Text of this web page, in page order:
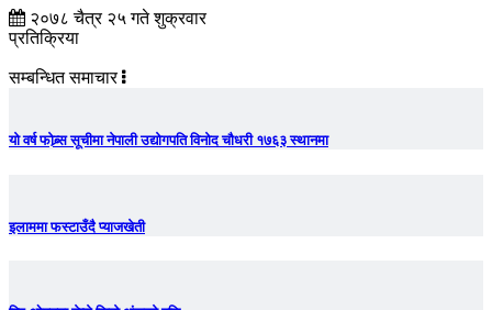
२०७८ चैत्र २५ गते शुक्रवार
प्रतिक्रिया
सम्बन्धित समाचार
यो वर्ष फोब्र्स सूचीमा नेपाली उद्योगपति विनोद चौधरी १७६३ स्थानमा
इलाममा फस्टाउँदै प्याजखेती